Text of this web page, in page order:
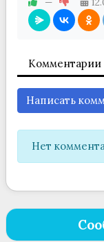
Комментарии
Написать
Нет